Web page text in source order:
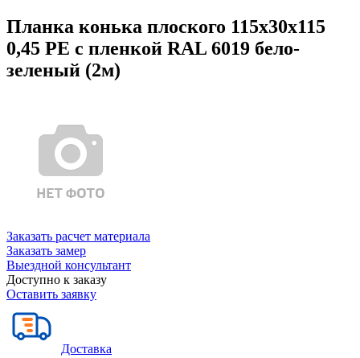
Планка конька плоского 115х30х115
0,45 PE с пленкой RAL 6019 бело-
зеленый (2м)
Заказать расчет материала
Заказать замер
Выездной консультант
Доступно к заказу
Оставить заявку
Доставка